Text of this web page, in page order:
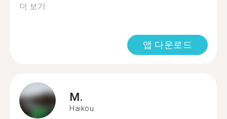
더 보기
앱 다운로드
M.
Haikou